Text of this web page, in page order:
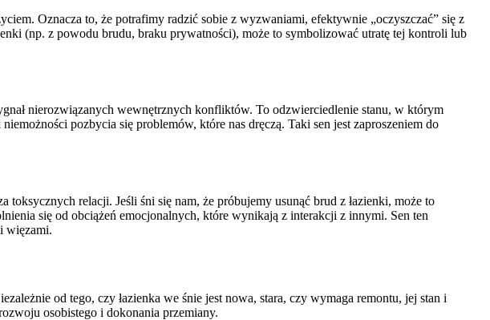
Oznacza to, że potrafimy radzić sobie z wyzwaniami, efektywnie „oczyszczać” się z
(np. z powodu brudu, braku prywatności), może to symbolizować utratę tej kontroli lub
nierozwiązanych wewnętrznych konfliktów. To odzwierciedlenie stanu, w którym
pozbycia się problemów, które nas dręczą. Taki sen jest zaproszeniem do
relacji. Jeśli śni się nam, że próbujemy usunąć brud z łazienki, może to
się od obciążeń emocjonalnych, które wynikają z interakcji z innymi. Sen ten
więzami.
od tego, czy łazienka we śnie jest nowa, stara, czy wymaga remontu, jej stan i
osobistego i dokonania przemiany.